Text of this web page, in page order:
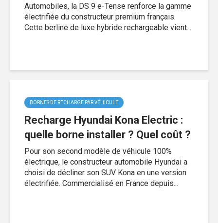
Automobiles, la DS 9 e-Tense renforce la gamme
électrifiée du constructeur premium français.
Cette berline de luxe hybride rechargeable vient...
BORNES DE RECHARGE PAR VÉHICULE
Recharge Hyundai Kona Electric :
quelle borne installer ? Quel coût ?
Pour son second modèle de véhicule 100%
électrique, le constructeur automobile Hyundai a
choisi de décliner son SUV Kona en une version
électrifiée. Commercialisé en France depuis...